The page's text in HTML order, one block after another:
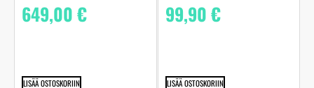
649,00€
LISÄÄ OSTOSKORIIN
99,90€
LISÄÄ OSTOSKORIIN